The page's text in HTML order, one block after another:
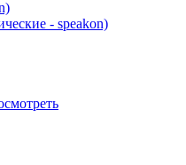
- speakon)